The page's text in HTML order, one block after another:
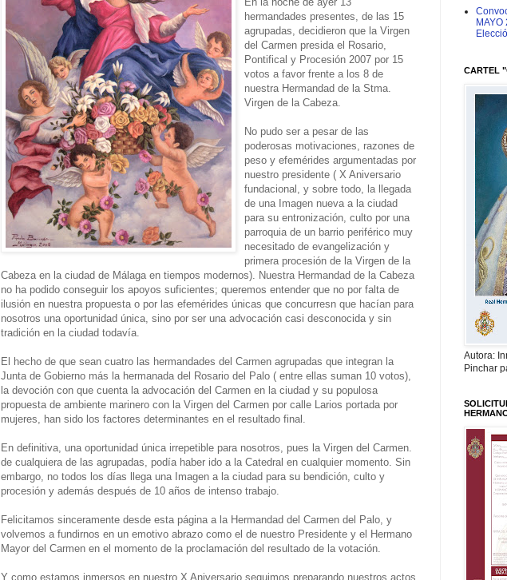
hermandades presentes, de las 15
agrupadas, decidieron que la Virgen
del Carmen presida el Rosario,
Pontifical y Procesión 2007 por 15
votos a favor frente a los 8 de
nuestra Hermandad de la Stma.
Virgen de la Cabeza.
No pudo ser a pesar de las
poderosas motivaciones, razones de
peso y efemérides argumentadas por
nuestro presidente ( X Aniversario
fundacional, y sobre todo, la llegada
de una Imagen nueva a la ciudad
para su entronización, culto por una
parroquia de un barrio periférico muy
necesitado de evangelización y
primera procesión de la Virgen de la
Cabeza en la ciudad de Málaga en tiempos modernos). Nuestra Hermandad de la Cabeza
no ha podido conseguir los apoyos suficientes; queremos entender que no por falta de
ilusión en nuestra propuesta o por las efemérides únicas que concurresn que hacían para
nosotros una oportunidad única, sino por ser una advocación casi desconocida y sin
tradición en la ciudad todavía.
El hecho de que sean cuatro las hermandades del Carmen agrupadas que integran la
Junta de Gobierno más la hermanada del Rosario del Palo ( entre ellas suman 10 votos),
la devoción con que cuenta la advocación del Carmen en la ciudad y su populosa
propuesta de ambiente marinero con la Virgen del Carmen por calle Larios portada por
mujeres, han sido los factores determinantes en el resultado final.
En definitiva, una oportunidad única irrepetible para nosotros, pues la Virgen del Carmen.
de cualquiera de las agrupadas, podía haber ido a la Catedral en cualquier momento. Sin
embargo, no todos los días llega una Imagen a la ciudad para su bendición, culto y
procesión y además después de 10 años de intenso trabajo.
Felicitamos sinceramente desde esta página a la Hermandad del Carmen del Palo, y
volvemos a fundirnos en un emotivo abrazo como el de nuestro Presidente y el Hermano
Mayor del Carmen en el momento de la proclamación del resultado de la votación.
Y como estamos inmersos en nuestro X Aniversario seguimos preparando nuestros actos
CARTEL
Autora:
Pinchar